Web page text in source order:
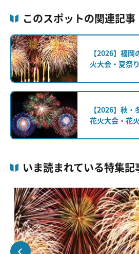
このスポットの関連記事
【2026】福
火大会・夏祭
【2026】秋
花火大会・花
いま読まれている特集記